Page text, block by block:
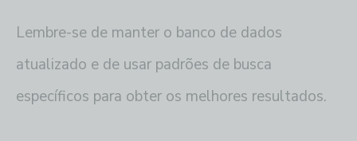
Lembre-se de manter o banco de dados
atualizado e de usar padrões de busca
específicos para obter os melhores resultados.